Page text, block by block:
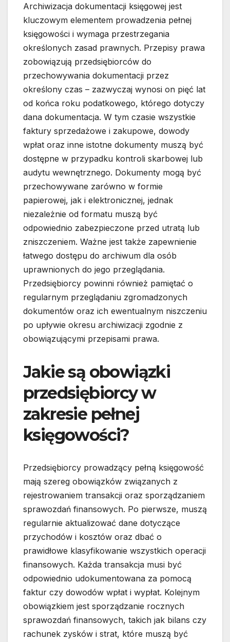
Archiwizacja dokumentacji księgowej jest
kluczowym elementem prowadzenia pełnej
księgowości i wymaga przestrzegania
określonych zasad prawnych. Przepisy prawa
zobowiązują przedsiębiorców do
przechowywania dokumentacji przez
określony czas – zazwyczaj wynosi on pięć lat
od końca roku podatkowego, którego dotyczy
dana dokumentacja. W tym czasie wszystkie
faktury sprzedażowe i zakupowe, dowody
wpłat oraz inne istotne dokumenty muszą być
dostępne w przypadku kontroli skarbowej lub
audytu wewnętrznego. Dokumenty mogą być
przechowywane zarówno w formie
papierowej, jak i elektronicznej, jednak
niezależnie od formatu muszą być
odpowiednio zabezpieczone przed utratą lub
zniszczeniem. Ważne jest także zapewnienie
łatwego dostępu do archiwum dla osób
uprawnionych do jego przeglądania.
Przedsiębiorcy powinni również pamiętać o
regularnym przeglądaniu zgromadzonych
dokumentów oraz ich ewentualnym niszczeniu
po upływie okresu archiwizacji zgodnie z
obowiązującymi przepisami prawa.
Jakie są obowiązki
przedsiębiorcy w
zakresie pełnej
księgowości?
Przedsiębiorcy prowadzący pełną księgowość
mają szereg obowiązków związanych z
rejestrowaniem transakcji oraz sporządzaniem
sprawozdań finansowych. Po pierwsze, muszą
regularnie aktualizować dane dotyczące
przychodów i kosztów oraz dbać o
prawidłowe klasyfikowanie wszystkich operacji
finansowych. Każda transakcja musi być
odpowiednio udokumentowana za pomocą
faktur czy dowodów wpłat i wypłat. Kolejnym
obowiązkiem jest sporządzanie rocznych
sprawozdań finansowych, takich jak bilans czy
rachunek zysków i strat, które muszą być